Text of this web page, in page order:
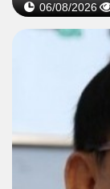
06/08/2026